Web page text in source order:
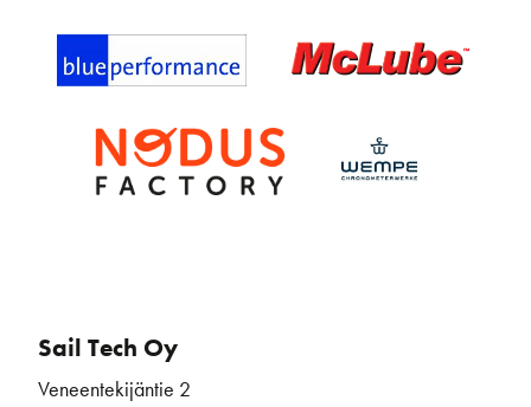
Sail Tech Oy
Veneentekijäntie 2